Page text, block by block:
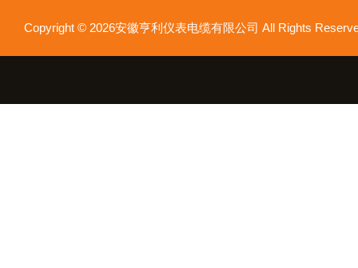
Copyright © 2026安徽亨利仪表电缆有限公司 All Rights